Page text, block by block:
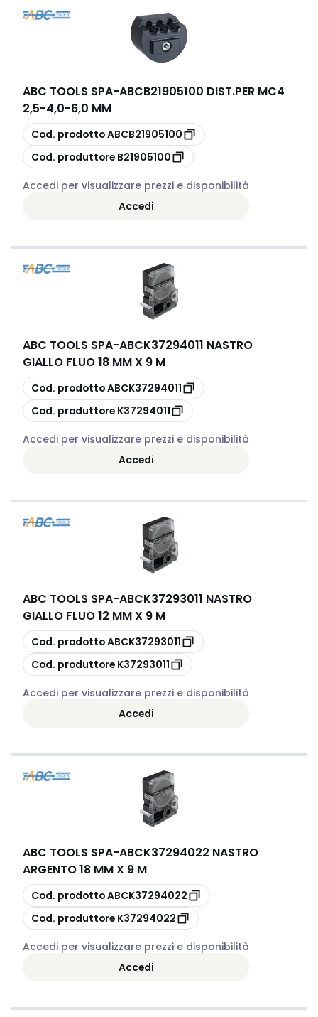
ABC TOOLS SPA-ABCB21905100 DIST.PER MC4
2,5-4,0-6,0 MM
copia
Cod. prodottoABCB21905100
copia
Cod. produttore B21905100
Accedi per visualizzare prezzi e disponibilità
Accedi
ABC TOOLS SPA-ABCK37294011 NASTRO
GIALLO FLUO 18 MM X 9 M
copia
Cod. prodottoABCK37294011
copia
Cod. produttore K37294011
Accedi per visualizzare prezzi e disponibilità
Accedi
ABC TOOLS SPA-ABCK37293011 NASTRO
GIALLO FLUO 12 MM X 9 M
copia
Cod. prodottoABCK37293011
copia
Cod. produttore K37293011
Accedi per visualizzare prezzi e disponibilità
Accedi
ABC TOOLS SPA-ABCK37294022 NASTRO
ARGENTO 18 MM X 9 M
copia
Cod. prodottoABCK37294022
copia
Cod. produttore K37294022
Accedi per visualizzare prezzi e disponibilità
Accedi